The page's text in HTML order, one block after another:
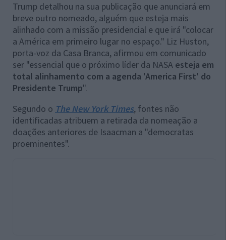
Trump detalhou na sua publicação que anunciará em
breve outro nomeado, alguém que esteja mais
alinhado com a missão presidencial e que irá "colocar
a América em primeiro lugar no espaço." Liz Huston,
porta-voz da Casa Branca, afirmou em comunicado
ser "essencial que o próximo líder da NASA esteja em
total alinhamento com a agenda 'America First' do
Presidente Trump".
Segundo o The New York Times, fontes não
identificadas atribuem a retirada da nomeação a
doações anteriores de Isaacman a "democratas
proeminentes".